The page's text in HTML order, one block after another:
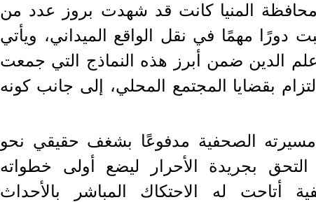
المنيا كانت قد شهدت بروز عدد من
دورًا مهمًا في نقل الواقع الميداني، ويأتي
الدين ضمن أبرز هذه النماذج التي جمعت
بقضايا المجتمع المحلي، إلى جانب كونه
الصحفية مدفوعًا بشغف حقيقي نحو
التحق بجريدة الأحرار ليضع أولى خطواته
أتاحت له الاحتكاك المباشر بالأحداث